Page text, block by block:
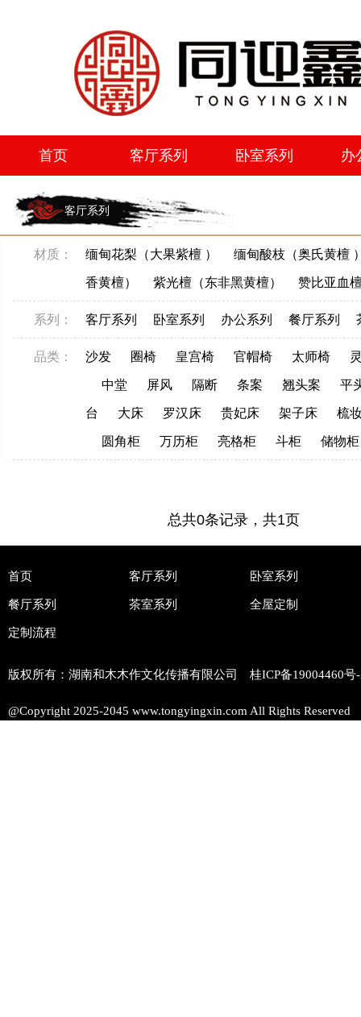
首页 客厅系列
客厅系列
卧室系列 办
客厅系列
材质： 缅甸花梨（大果紫檀 ） 缅甸酸枝（奥氏黄檀
香黄檀） 紫光檀（东非黑黄檀） 赞比亚血
系列： 客厅系列 卧室系列 办公系列 餐厅系列
品类： 沙发 圈椅 皇宫椅 官帽椅 太师椅
中堂 屏风 隔断 条案 翘头案 平
台 大床 罗汉床 贵妃床 架子床 梳
圆角柜 万历柜 亮格柜 斗柜 储物柜
总共0条记录，共1页
首页 客厅系列 卧室系列
餐厅系列 茶室系列 全屋定制
定制流程
版权所有：湖南和木木作文化传播有限公司 桂ICP备19004460号
@Copyright 2025-2045 www.tongyingxin.com All Rights Reserved